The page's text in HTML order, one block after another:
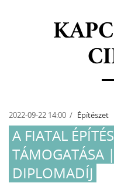
2022-09-22 14:00 Építészet
A FIATAL
TÁMOGATÁSA
DIPLOMADÍJ